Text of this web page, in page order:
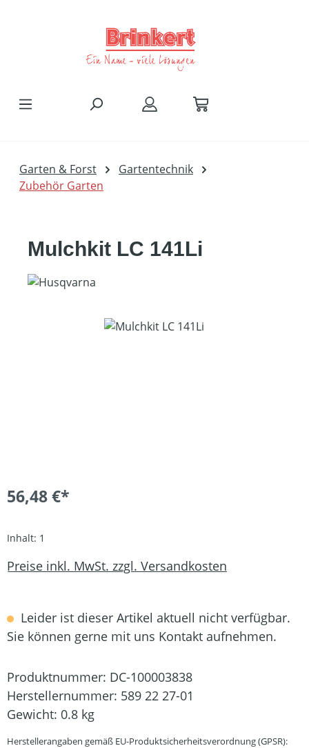
Garten & Forst
Gartentechnik
Zubehör Garten
Mulchkit LC 141Li
Bildergalerie überspringen
56,48 €*
Inhalt: 1
Preise inkl. MwSt. zzgl. Versandkosten
Leider ist dieser Artikel aktuell nicht verfügbar.
Sie können gerne mit uns Kontakt aufnehmen.
Produktnummer: DC-100003838
Herstellernummer: 589 22 27-01
Gewicht: 0.8 kg
Herstellerangaben gemäß EU-Produktsicherheitsverordnung (GPSR):